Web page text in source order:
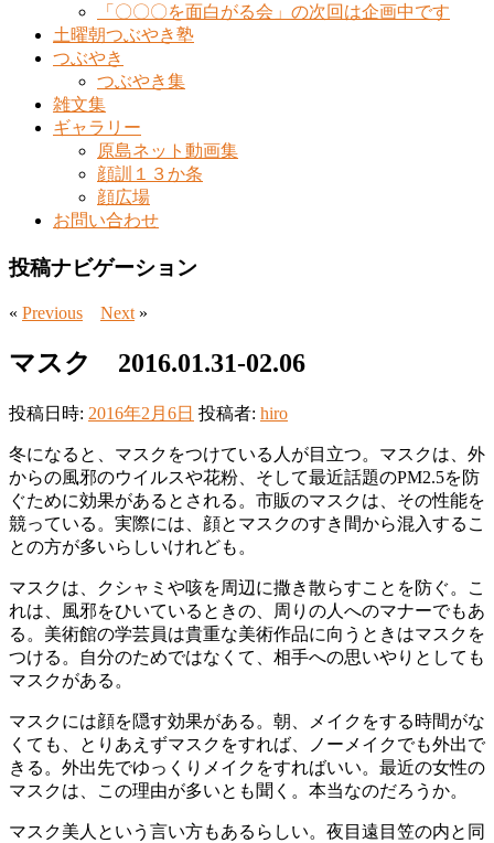
「〇〇〇を面白がる会」の次回は企画中です
土曜朝つぶやき塾
つぶやき
つぶやき集
雑文集
ギャラリー
原島ネット動画集
顔訓１３か条
顔広場
お問い合わせ
投稿ナビゲーション
« Previous Next »
マスク 2016.01.31-02.06
投稿日時: 2016年2月6日 投稿者: hiro
冬になると、マスクをつけている人が目立つ。マスクは、外
からの風邪のウイルスや花粉、そして最近話題のPM2.5を防
ぐために効果があるとされる。市販のマスクは、その性能を
競っている。実際には、顔とマスクのすき間から混入するこ
との方が多いらしいけれども。
マスクは、クシャミや咳を周辺に撒き散らすことを防ぐ。こ
れは、風邪をひいているときの、周りの人へのマナーでもあ
る。美術館の学芸員は貴重な美術作品に向うときはマスクを
つける。自分のためではなくて、相手への思いやりとしても
マスクがある。
マスクには顔を隠す効果がある。朝、メイクをする時間がな
くても、とりあえずマスクをすれば、ノーメイクでも外出で
きる。外出先でゆっくりメイクをすればいい。最近の女性の
マスクは、この理由が多いとも聞く。本当なのだろうか。
マスク美人という言い方もあるらしい。夜目遠目笠の内と同